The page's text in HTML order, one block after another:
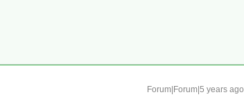
Forum|Forum|5 years ago